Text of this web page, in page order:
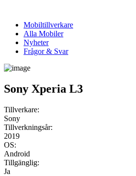
Mobiltillverkare
Alla Mobiler
Nyheter
Frågor & Svar
Sony Xperia L3
Tillverkare:
Sony
Tillverkningsår:
2019
OS:
Android
Tillgänglig:
Ja